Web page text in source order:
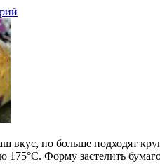
вкус, но больше подходят
175°C. Форму застелить